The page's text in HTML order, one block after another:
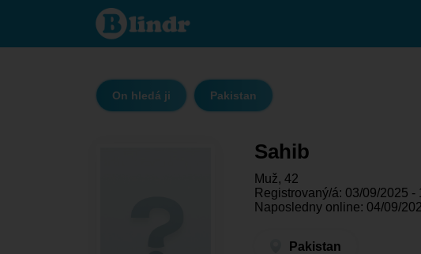
Sahib -
On
hledá ji
On hledá ji Pakistan
Sahib
Muž, 42
Registrovaný/á: 03/09/2025 -
Naposledny online: 04/09/
Pakistan